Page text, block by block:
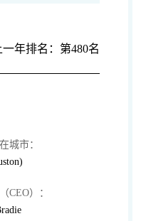
一年排名：第480名
城市：
CEO）：